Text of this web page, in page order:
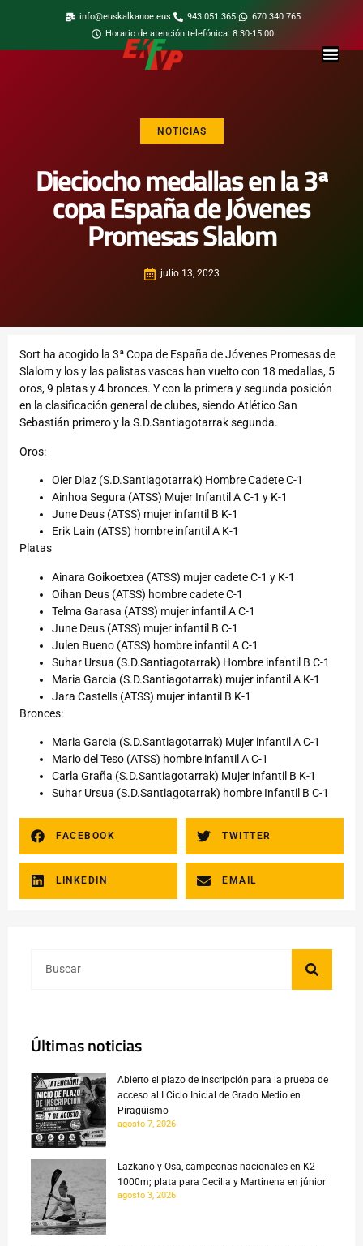
info@euskalkanoe.eus 943 051 365
670 340 765
Horario de atención telefónica: 8:30-15:00
NOTICIAS
Dieciocho medallas en la 3ª
copa España de Jóvenes
Promesas Slalom
julio 13, 2023
Sort ha acogido la 3ª Copa de España de Jóvenes Promesas de
Slalom y los y las palistas vascas han vuelto con 18 medallas, 5
oros, 9 platas y 4 bronces. Y con la primera y segunda posición
en la clasificación general de clubes, siendo Atlético San
Sebastián primero y la S.D.Santiagotarrak segunda.
Oros:
Oier Diaz (S.D.Santiagotarrak) Hombre Cadete C-1
Ainhoa Segura (ATSS) Mujer Infantil A C-1 y K-1
June Deus (ATSS) mujer infantil B K-1
Erik Lain (ATSS) hombre infantil A K-1
Platas
Ainara Goikoetxea (ATSS) mujer cadete C-1 y K-1
Oihan Deus (ATSS) hombre cadete C-1
Telma Garasa (ATSS) mujer infantil A C-1
June Deus (ATSS) mujer infantil B C-1
Julen Bueno (ATSS) hombre infantil A C-1
Suhar Ursua (S.D.Santiagotarrak) Hombre infantil B C-1
Maria Garcia (S.D.Santiagotarrak) mujer infantil A K-1
Jara Castells (ATSS) mujer infantil B K-1
Bronces:
Maria Garcia (S.D.Santiagotarrak) Mujer infantil A C-1
Mario del Teso (ATSS) hombre infantil A C-1
Carla Graña (S.D.Santiagotarrak) Mujer infantil B K-1
Suhar Ursua (S.D.Santiagotarrak) hombre Infantil B C-1
FACEBOOK TWITTER
LINKEDIN EMAIL
Últimas noticias
Abierto el plazo de inscripción para la prueba de
acceso al I Ciclo Inicial de Grado Medio en
Piragüismo
agosto 7, 2026
Lazkano y Osa, campeonas nacionales en K2
1000m; plata para Cecilia y Martinena en júnior
agosto 3, 2026